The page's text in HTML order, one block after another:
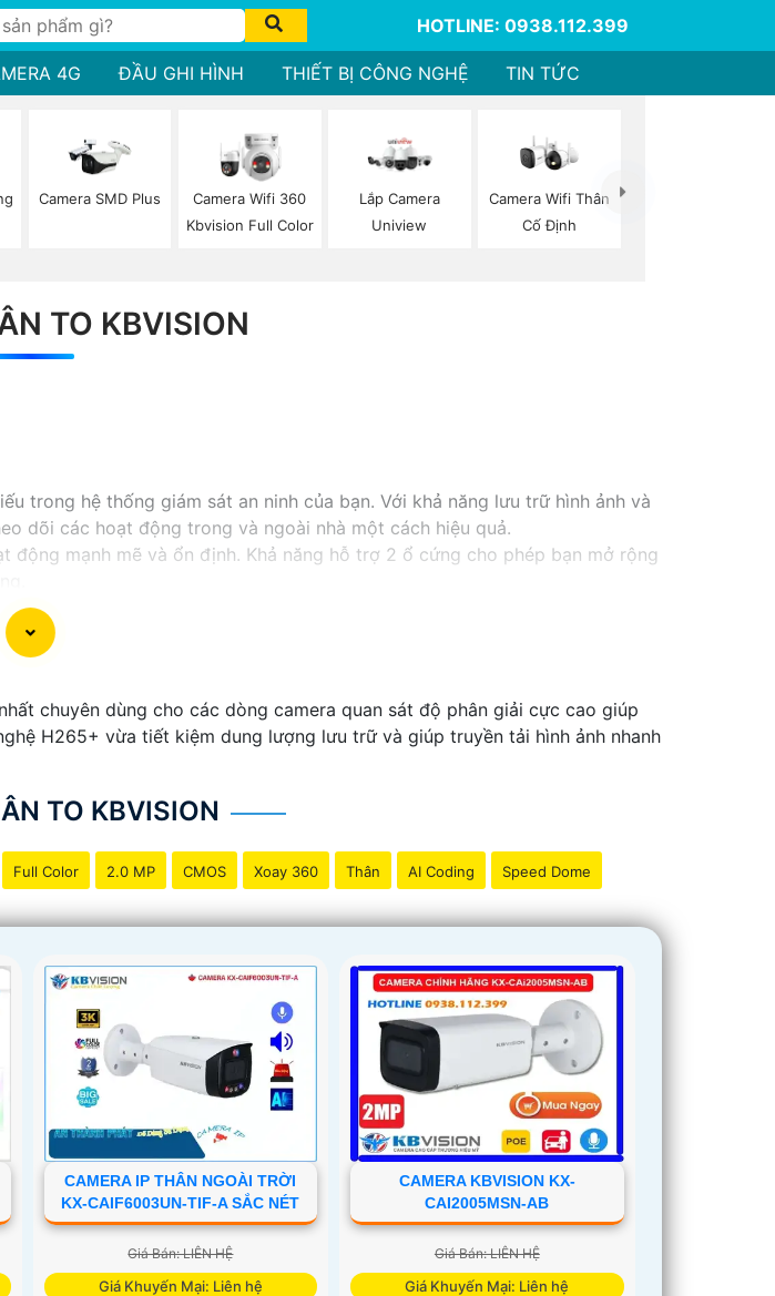
HOTLINE: 0938.112.399
4G ĐẦU GHI HÌNH THIẾT BỊ CÔNG NGHỆ TIN TỨC
Camera SMD Plus
Camera Wifi 360
Kbvision Full Color
Lắp Camera
Uniview
Camera Wifi Thân
Cố Định
TO KBVISION
trong hệ thống giám sát an ninh của bạn. Với khả năng lưu trữ hình ảnh và
dõi các hoạt động trong và ngoài nhà một cách hiệu quả.
mạnh mẽ và ổn định. Khả năng hỗ trợ 2 ổ cứng cho phép bạn mở rộng
lợi, đầu ghi camera hỗ trợ 2 ổ cứng công nghệ phù hợp sẽ là sự lựa chọn
giám sát nhà ở, cửa hàng hoặc văn phòng của bạn một cách chuyên
chuyên dùng cho các dòng camera quan sát độ phân giải cực cao giúp
H265+ vừa tiết kiệm dung lượng lưu trữ và giúp truyền tải hình ảnh nhanh
TO KBVISION
Full Color 2.0 MP CMOS Xoay 360 Thân AI Coding Speed Dome
CAMERA IP THÂN NGOÀI TRỜI
KX-CAIF6003UN-TIF-A SẮC NÉT
Giá Bán: LIÊN HỆ
Giá Khuyến Mại: Liên hệ
CAMERA KBVISION KX-
CAI2005MSN-AB
Giá Bán: LIÊN HỆ
Giá Khuyến Mại: Liên hệ